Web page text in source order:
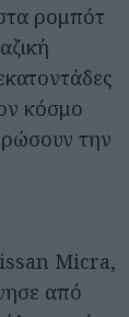
ρομπότ
κόσμο
την
Micra,
από